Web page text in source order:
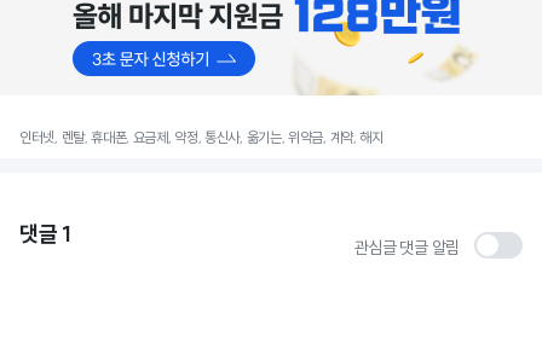
인터넷, 렌탈, 휴대폰, 요금제, 약정, 통신사, 옮기는, 위약금, 계약, 해지
댓글 1 관심글 댓글 알림